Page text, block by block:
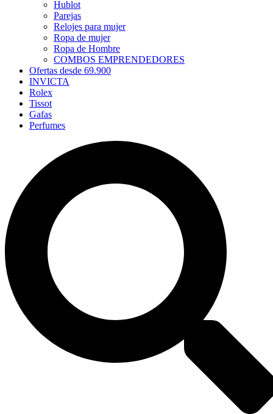
Hublot
Parejas
Relojes para mujer
Ropa de mujer
Ropa de Hombre
COMBOS EMPRENDEDORES
Ofertas desde 69.900
INVICTA
Rolex
Tissot
Gafas
Perfumes